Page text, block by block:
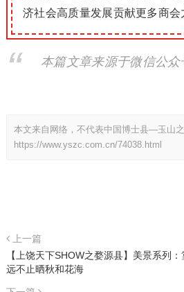
济社会高质量发展贡献更多商会
本篇文章来源于微信公
本文来自网络，不代表中国博士县—玉山
https://www.yszc.com.cn/74038.html
上一篇
【上饶天下SHOW之婺源县】美景系列
远不止晒秋和花海